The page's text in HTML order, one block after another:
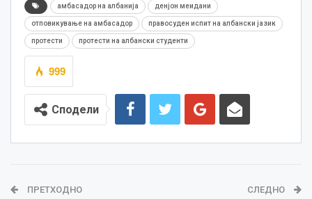
амбасадор на албанија денјон меидани
отповикување на амбасадор правосуден испит на албански јазик
протести протести на албански студенти
999
Сподели
ПРЕТХОДНО СЛЕДНО